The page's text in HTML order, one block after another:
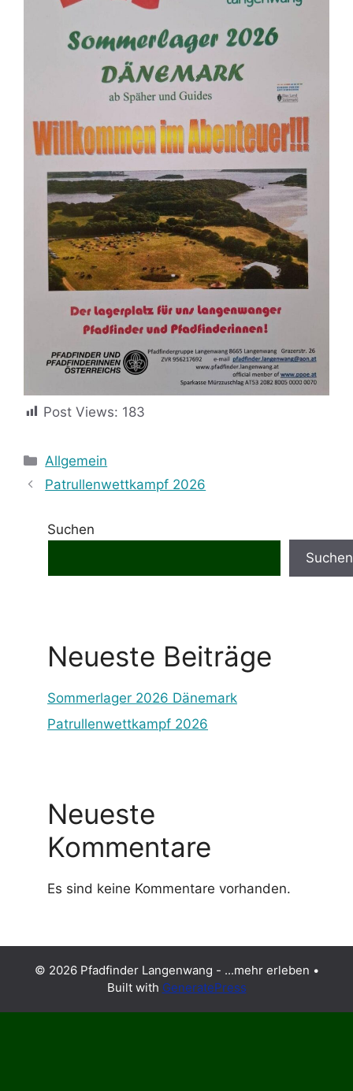
Post Views: 183
Categories
Allgemein
Patrullenwettkampf 2026
Suchen
Suchen
Neueste Beiträge
Sommerlager 2026 Dänemark
Patrullenwettkampf 2026
Neueste
Kommentare
Es sind keine Kommentare vorhanden.
© 2026 Pfadfinder Langenwang - ...mehr erleben •
Built with GeneratePress